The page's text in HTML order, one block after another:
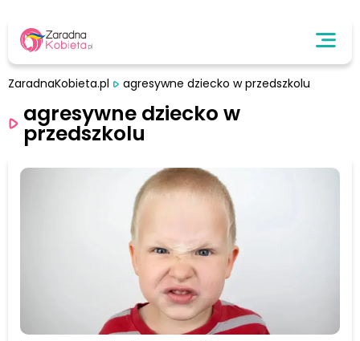
ZaradnaKobieta.pl agresywne dziecko w przedszkolu
agresywne dziecko w
przedszkolu